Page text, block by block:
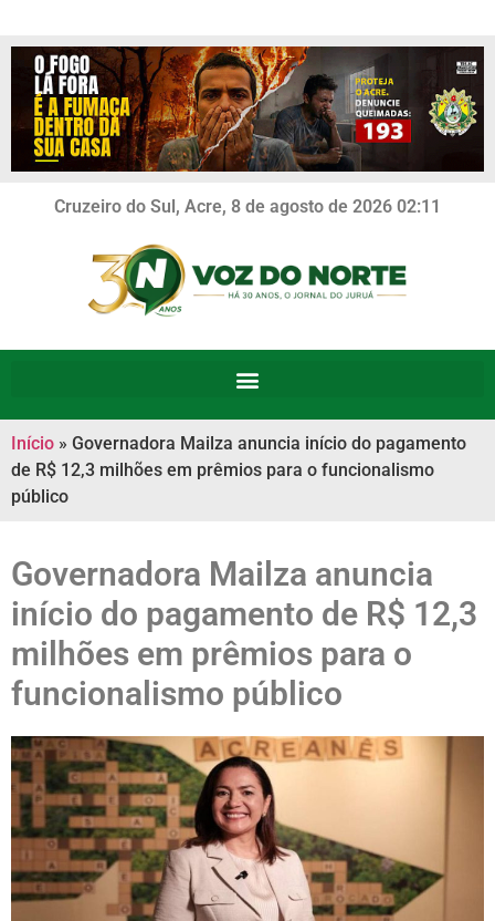
Cruzeiro do Sul, Acre, 8 de agosto de 2026 02:11
Início » Governadora Mailza anuncia início do pagamento
de R$ 12,3 milhões em prêmios para o funcionalismo
público
Governadora Mailza anuncia
início do pagamento de R$ 12,3
milhões em prêmios para o
funcionalismo público